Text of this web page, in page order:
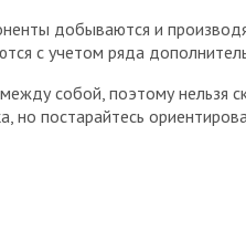
добываются и
с учетом ряда
собой, поэтому нельзя
но постарайтесь